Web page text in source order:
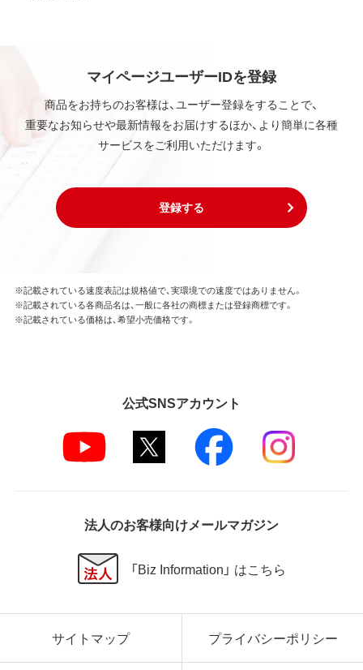
マイページユーザーIDを登録
商品をお持ちのお客様は、ユーザー登録をすることで、
重要なお知らせや最新情報をお届けするほか、より簡単に各種
サービスをご利用いただけます。
登録する
※記載されている速度表記は規格値で、実環境での速度ではありません。
※記載されている各商品名は、一般に各社の商標または登録商標です。
※記載されている価格は、希望小売価格です。
公式SNSアカウント
法人のお客様向けメールマガジン
「Biz Information」 はこちら
サイトマップ プライバシーポリシー